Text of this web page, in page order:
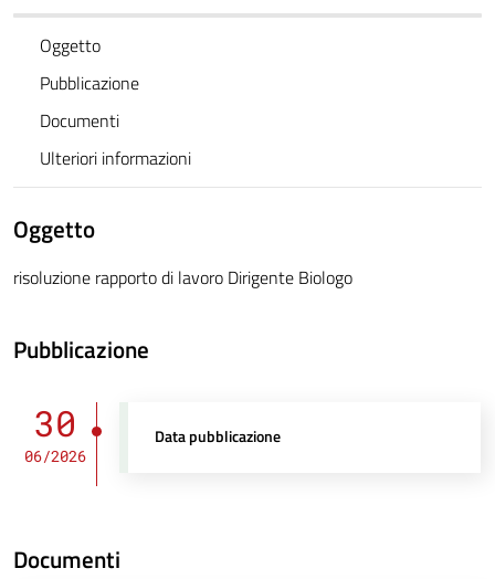
Oggetto
Pubblicazione
Documenti
Ulteriori informazioni
Oggetto
risoluzione rapporto di lavoro Dirigente Biologo
Pubblicazione
30
06/2026
Data pubblicazione
Documenti